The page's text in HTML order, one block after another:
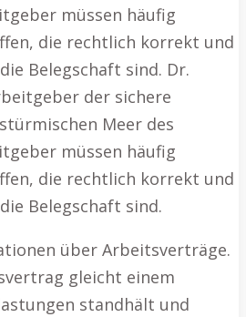
müssen häufig
die rechtlich korrekt und
Belegschaft sind. Dr.
der sichere
Meer des
müssen häufig
die rechtlich korrekt und
Belegschaft sind.
über Arbeitsverträge.
gleicht einem
standhält und